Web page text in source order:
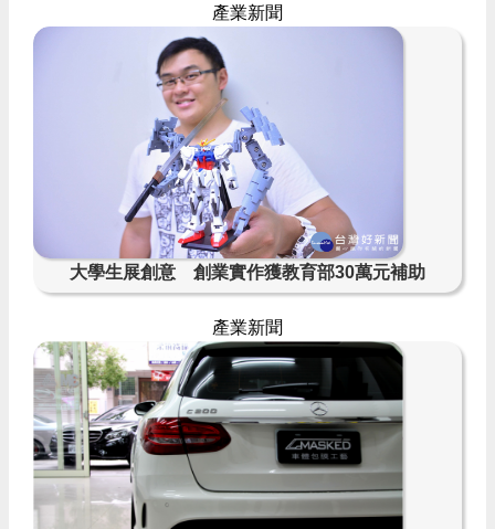
產業新聞
大學生展創意 創業實作獲教育部30萬元補助
產業新聞